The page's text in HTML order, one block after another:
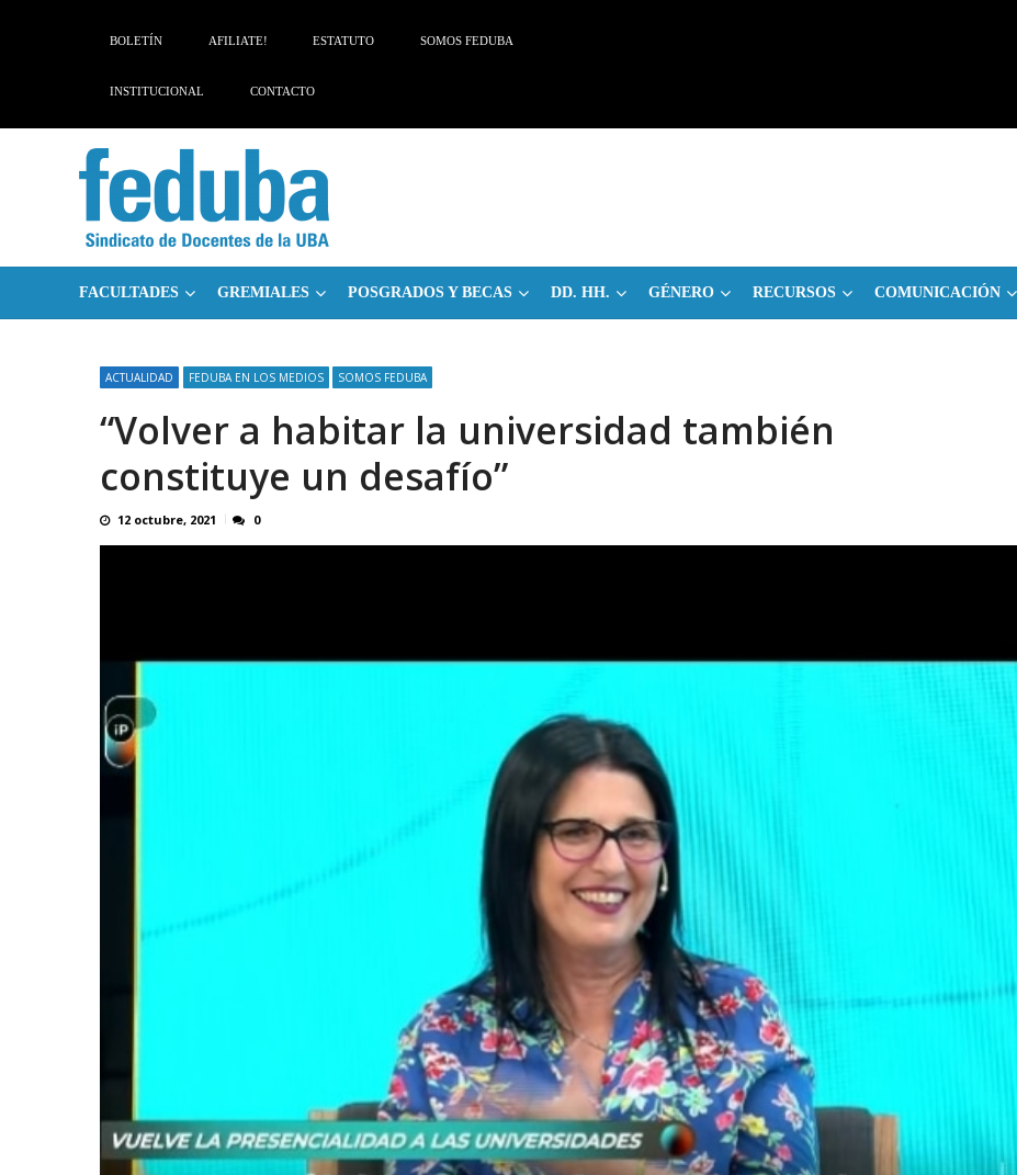
BOLETÍN AFILIATE! ESTATUTO SOMOS FEDUBA
INSTITUCIONAL CONTACTO
FACULTADES GREMIALES POSGRADOS Y BECAS DD. HH. GÉNERO RECURSOS COMUNICACIÓN
ACTUALIDAD FEDUBA EN LOS MEDIOS SOMOS FEDUBA
“Volver a habitar la universidad también
constituye un desafío”
12 octubre, 2021 0